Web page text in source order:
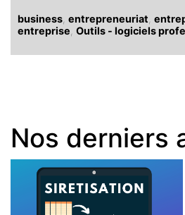
business entrepreneuriat
entreprise Outils - logiciels
Nos derniers